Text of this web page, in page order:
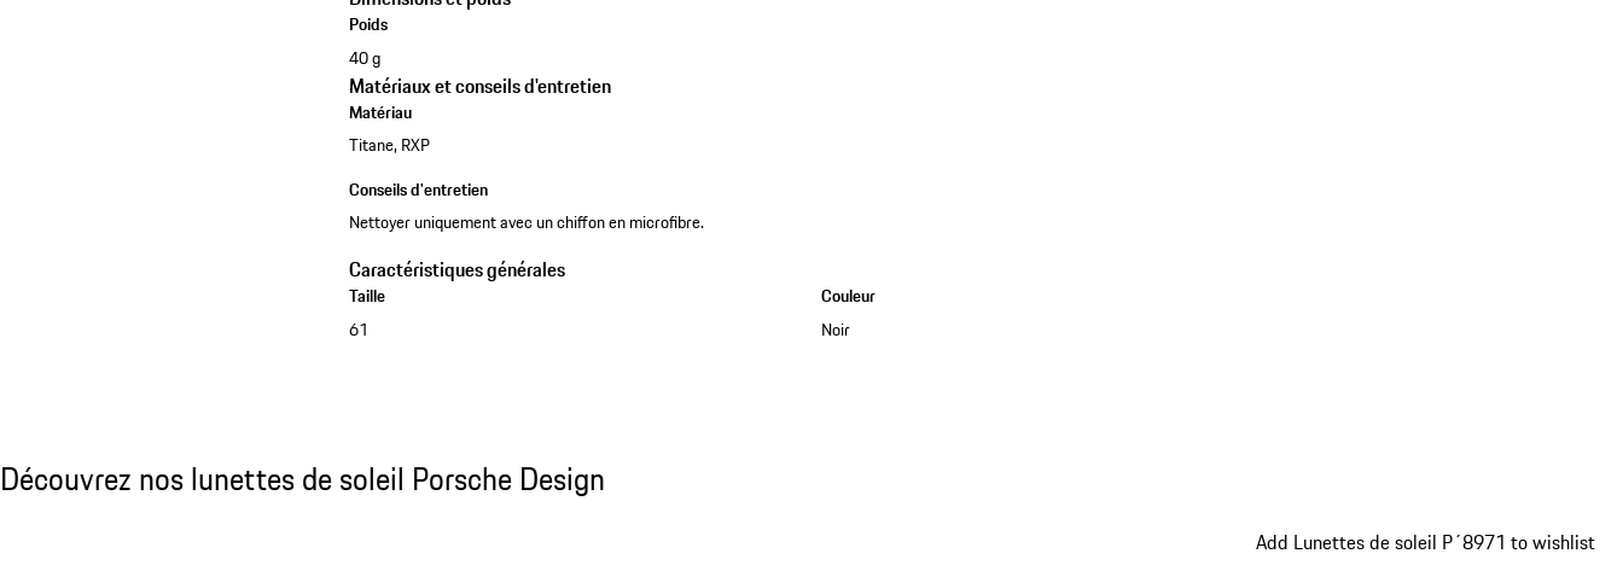
Poids
40 g
Matériaux et conseils d'entretien
Matériau
Titane, RXP
Conseils d'entretien
Nettoyer uniquement avec un chiffon en microfibre.
Caractéristiques générales
Taille
61
Couleur
Noir
Découvrez nos lunettes de soleil Porsche Design
Découvrez nos lunettes de soleil Porsche Design
Add Lunettes de soleil P´8971 to wishlist